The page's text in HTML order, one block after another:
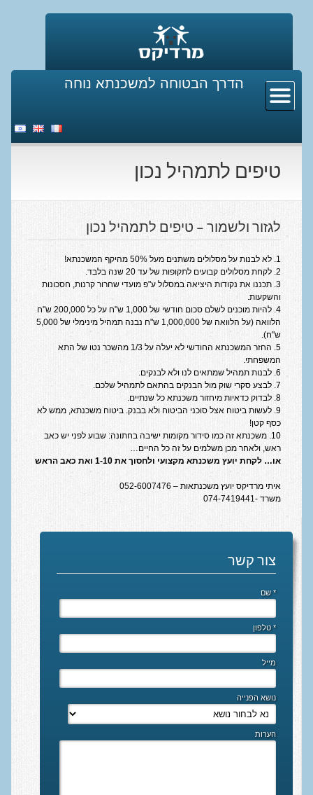
הדרך הבטוחה למשכנתא נוחה
ראשי
משכנתא
משכנתא חדשה
ביטוח משכנתא
מחזור משכנתא
הוראות בנק ישראל על משכנתאות
מחשבון משכנתא
מחשבון משכנתא
קרן שווה
גרייס מלא
בלון
מחשבון מס רכישה
הלוואות
מחיר למשתכן
למה אצלנו
לקוחות ממליצים
מן התקשורת
צור קשר
טיפים לתמהיל נכון
לגזור ולשמור – טיפים לתמהיל נכון
1. לא לבנות על מסלולים משתנים מעל 50% מהיקף המשכנתא!
2. לקחת מסלולים קבועים לתקופות של עד 20 שנה בלבד.
3. תכננו את נקודות היציאה במסלול ע"פ מועדי שחרור קרנות, חסכונות
והשקעות.
4. להיות מוכנים לשלם סכום חודשי של 1,000 ש"ח על כל 200,000 ש"ח
הלוואה (על הלוואה של 1,000,000 ש"ח נבנה תמהיל מינימלי של 5,000
ש"ח).
5. החזר המשכנתא החודשי לא יעלה על 1/3 מהשכר נטו של התא
המשפחתי.
6. לבנות תמהיל שמתאים לנו ולא לבנקים.
7. לבצע סקרי שוק מול הבנקים בהתאם לתמהיל שלכם.
8. לבדוק כדאיות מיחזור משכנתא כל שנתיים.
9. לעשות ביטוח אצל סוכני הביטוח ולא בבנק. ביטוח משכנתא, ממש לא
כסף קטן!
10. משכנתא זה כמו סידור מקומות ישיבה בחתונה: שבוע לפני יש כאב
ראש, ולאחר מכן משלמים על זה כל החיים…
או… לקחת יועץ משכנתא מקצועי ולחסוך את 1-10 ואת כאב הראש
איתי מרדיקס יועץ משכנתאות – 052-6007476
משרד -074-7419441
צור קשר
* שם
* טלפון
מייל
נושא הפנייה
הערות